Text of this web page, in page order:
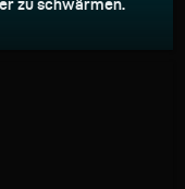
zu schwärmen.